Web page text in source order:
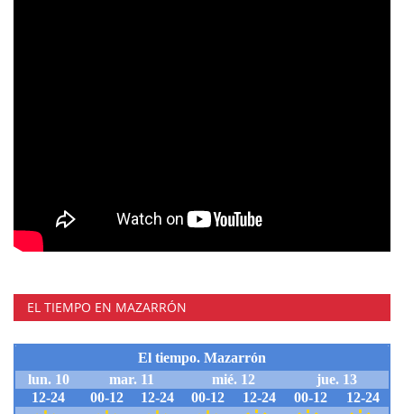
EL TIEMPO EN MAZARRÓN